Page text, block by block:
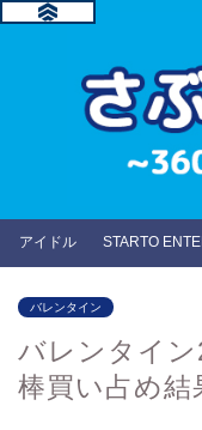
アイドル STARTO
バレンタイン
バレンタイ
棒買い占め結